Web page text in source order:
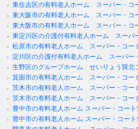
東住吉区の有料老人ホーム スーパー・コ
東大阪市の有料老人ホーム スーパー・コ
東大阪市の有料老人ホーム スーパー・コ
東淀川区の介護付有料老人ホーム スーパ
松原市の有料老人ホーム スーパー・コー
淀川区の介護付有料老人ホーム スーパー
生野区のグループホーム せいりょう巽北
箕面市の有料老人ホーム スーパー・コー
茨木市の有料老人ホーム スーパー・コー
茨木市の有料老人ホーム スーパー・コー
豊中市の有料老人ホーム スーパー・コー
豊中市の有料老人ホーム スーパー・コー